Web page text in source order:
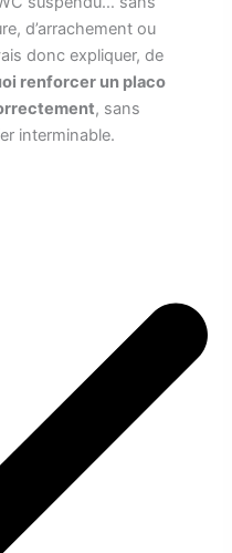
d’arrachement ou
donc expliquer, de
renforcer un placo
, sans
interminable.